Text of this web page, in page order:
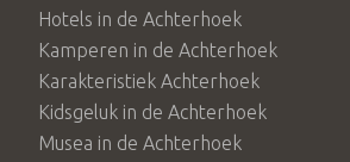
Hotels in de Achterhoek
Kamperen in de Achterhoek
Karakteristiek Achterhoek
Kidsgeluk in de Achterhoek
Musea in de Achterhoek